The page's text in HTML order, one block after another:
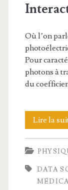
Où l’on
Pour
photons à
du
Lire la
DATA